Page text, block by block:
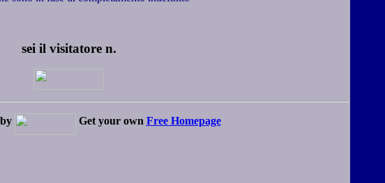
sei il visitatore n.
Get your own Free Homepage